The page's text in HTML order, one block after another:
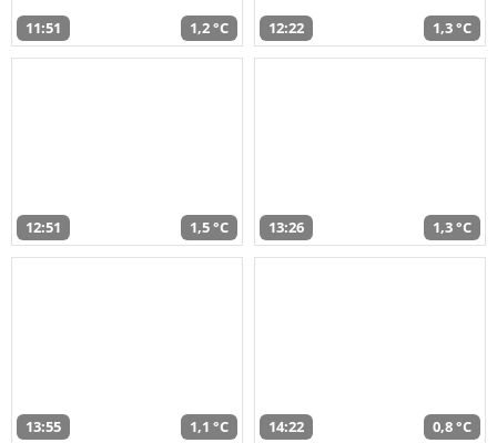
11:51 1,2 °C 12:22 1,3 °C
12:51 1,5 °C 13:26 1,3 °C
13:55 1,1 °C 14:22 0,8 °C